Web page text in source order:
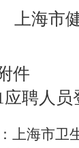
上海市
件
应聘人
上海市卫